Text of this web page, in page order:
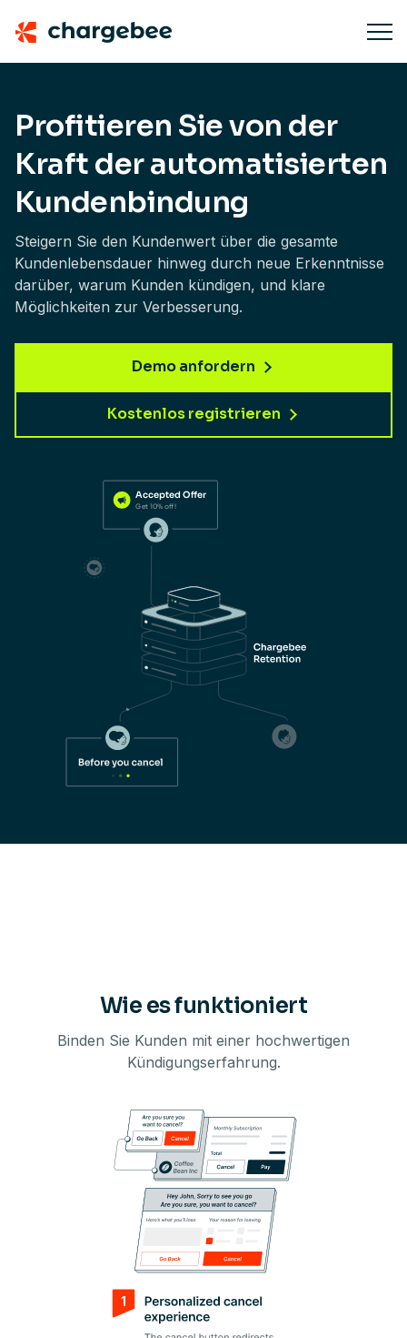
Profitieren Sie von der
Kraft der automatisierten
Kundenbindung
Steigern Sie den Kundenwert über die gesamte
Kundenlebensdauer hinweg durch neue Erkenntnisse
darüber, warum Kunden kündigen, und klare
Möglichkeiten zur Verbesserung.
Demo anfordern
Kostenlos registrieren
Wie es funktioniert
Binden Sie Kunden mit einer hochwertigen
Kündigungserfahrung.